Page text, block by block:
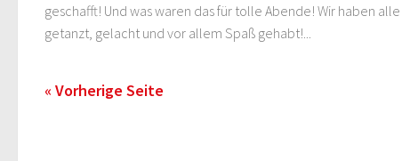
geschafft! Und was waren das für tolle Abende! Wir haben alle
getanzt, gelacht und vor allem Spaß gehabt!...
« Vorherige Seite